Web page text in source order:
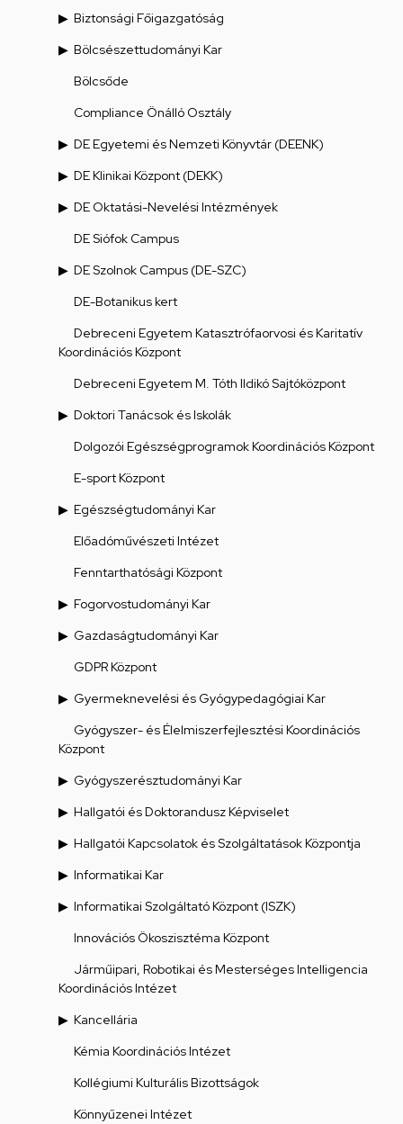
Biztonsági Főigazgatóság
Bölcsészettudományi Kar
Bölcsőde
Compliance Önálló Osztály
DE Egyetemi és Nemzeti Könyvtár (DEENK)
DE Klinikai Központ (DEKK)
DE Oktatási-Nevelési Intézmények
DE Siófok Campus
DE Szolnok Campus (DE-SZC)
DE-Botanikus kert
Debreceni Egyetem Katasztrófaorvosi és Karitatív
Koordinációs Központ
Debreceni Egyetem M. Tóth Ildikó Sajtóközpont
Doktori Tanácsok és Iskolák
Dolgozói Egészségprogramok Koordinációs Központ
E-sport Központ
Egészségtudományi Kar
Előadóművészeti Intézet
Fenntarthatósági Központ
Fogorvostudományi Kar
Gazdaságtudományi Kar
GDPR Központ
Gyermeknevelési és Gyógypedagógiai Kar
Gyógyszer- és Élelmiszerfejlesztési Koordinációs
Központ
Gyógyszerésztudományi Kar
Hallgatói és Doktorandusz Képviselet
Hallgatói Kapcsolatok és Szolgáltatások Központja
Informatikai Kar
Informatikai Szolgáltató Központ (ISZK)
Innovációs Ökoszisztéma Központ
Járműipari, Robotikai és Mesterséges Intelligencia
Koordinációs Intézet
Kancellária
Kémia Koordinációs Intézet
Kollégiumi Kulturális Bizottságok
Könnyűzenei Intézet